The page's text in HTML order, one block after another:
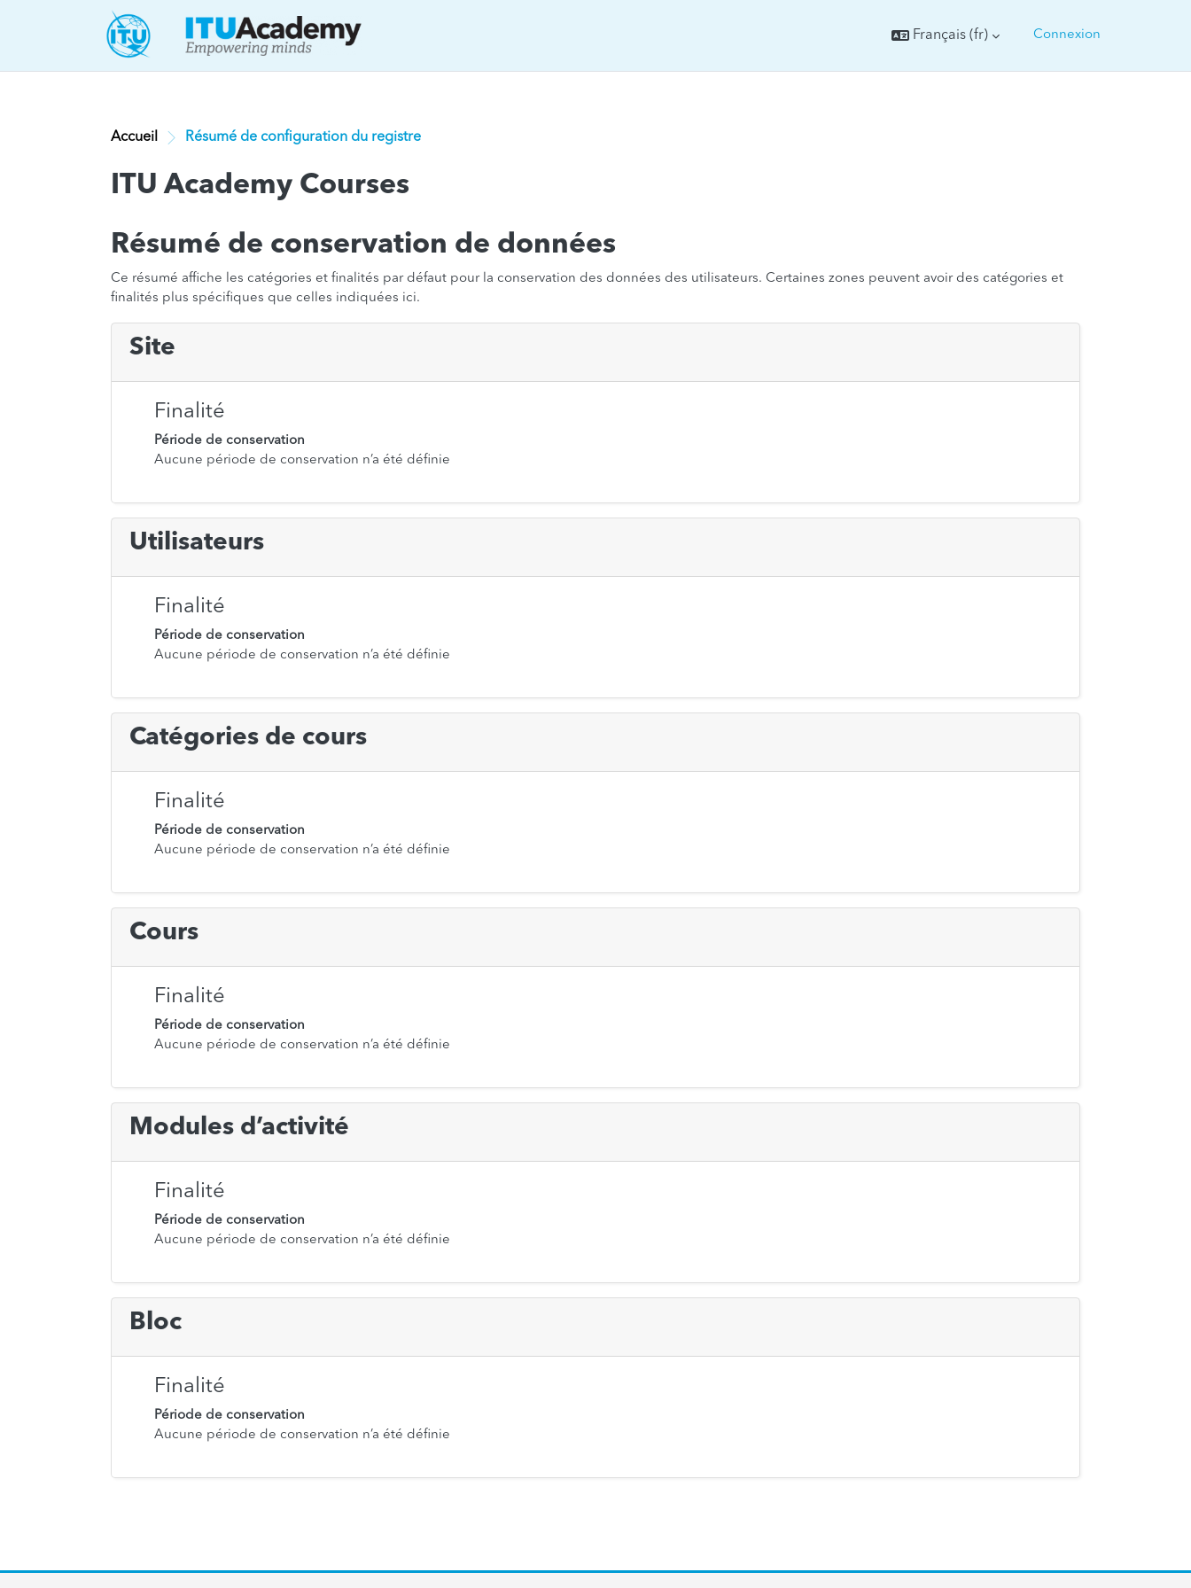
Passer au contenu principal
Français ‎(fr)‎ Connexion
Accueil Résumé de configuration du registre
ITU Academy Courses
Résumé de conservation de données
Ce résumé affiche les catégories et finalités par défaut pour la conservation des données des utilisateurs. Certaines zones peuvent avoir des catégories et
finalités plus spécifiques que celles indiquées ici.
Site
Finalité
Période de conservation
Aucune période de conservation n’a été définie
Utilisateurs
Finalité
Période de conservation
Aucune période de conservation n’a été définie
Catégories de cours
Finalité
Période de conservation
Aucune période de conservation n’a été définie
Cours
Finalité
Période de conservation
Aucune période de conservation n’a été définie
Modules d’activité
Finalité
Période de conservation
Aucune période de conservation n’a été définie
Bloc
Finalité
Période de conservation
Aucune période de conservation n’a été définie